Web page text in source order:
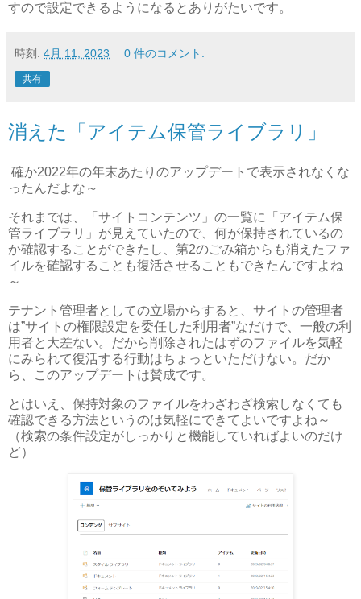
すので設定できるようになるとありがたいです。
時刻: 4月 11, 2023 0 件のコメント:
共有
消えた「アイテム保管ライブラリ」
確か2022年の年末あたりのアップデートで表示されなくな
ったんだよな～
それまでは、「サイトコンテンツ」の一覧に「アイテム保
管ライブラリ」が見えていたので、何が保持されているの
か確認することができたし、第2のごみ箱からも消えたファ
イルを確認することも復活させることもできたんですよね
～
テナント管理者としての立場からすると、サイトの管理者
は”サイトの権限設定を委任した利用者”なだけで、一般の利
用者と大差ない。だから削除されたはずのファイルを気軽
にみられて復活する行動はちょっといただけない。だか
ら、このアップデートは賛成です。
とはいえ、保持対象のファイルをわざわざ検索しなくても
確認できる方法というのは気軽にできてよいですよね～
（検索の条件設定がしっかりと機能していればよいのだけ
ど）